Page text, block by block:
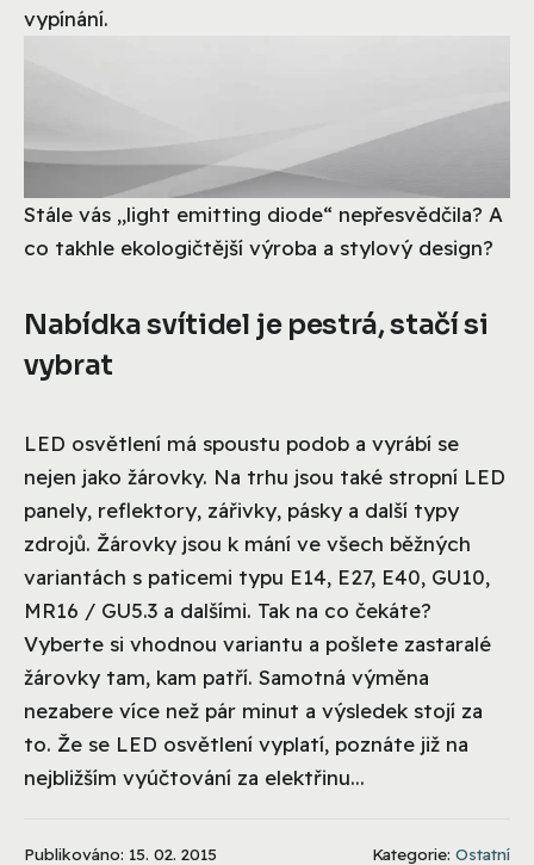
vypínání.
Stále vás „light emitting diode“ nepřesvědčila? A
co takhle ekologičtější výroba a stylový design?
Nabídka svítidel je pestrá, stačí si
vybrat
LED osvětlení má spoustu podob a vyrábí se
nejen jako žárovky. Na trhu jsou také stropní LED
panely, reflektory, zářivky, pásky a další typy
zdrojů. Žárovky jsou k mání ve všech běžných
variantách s paticemi typu E14, E27, E40, GU10,
MR16 / GU5.3 a dalšími. Tak na co čekáte?
Vyberte si vhodnou variantu a pošlete zastaralé
žárovky tam, kam patří. Samotná výměna
nezabere více než pár minut a výsledek stojí za
to. Že se LED osvětlení vyplatí, poznáte již na
nejbližším vyúčtování za elektřinu...
Publikováno: 15. 02. 2015 Kategorie: Ostatní